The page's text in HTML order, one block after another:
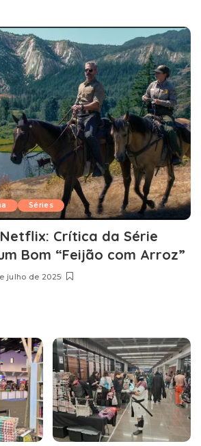
Séries
Crítica da Série
Bom “Feijão com Arroz”
julho de 2025